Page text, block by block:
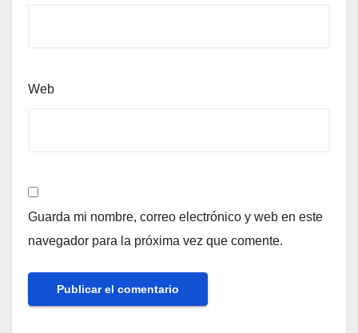
Web
Guarda mi nombre, correo electrónico y web en este
navegador para la próxima vez que comente.